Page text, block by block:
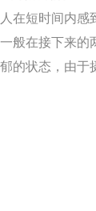
短时间内感到
般在接下来的
的状态，由于